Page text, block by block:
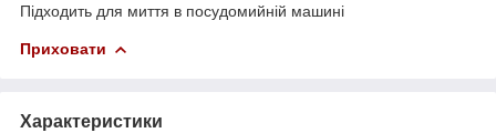
Підходить для миття в посудомийній машині
Приховати
Характеристики